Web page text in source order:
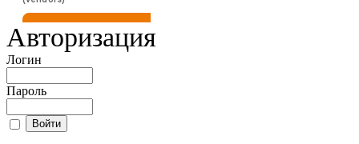
Авторизация
Логин
Пароль